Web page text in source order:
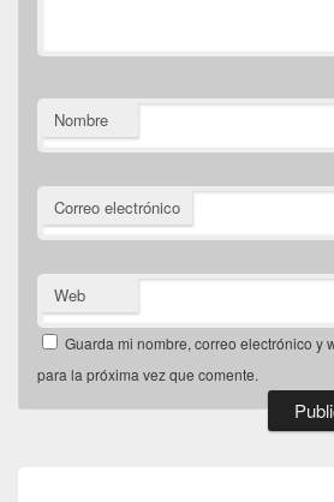
Nombre
Correo electrónico
Web
Guarda mi nombre, correo electrónico y
para la próxima vez que comente.